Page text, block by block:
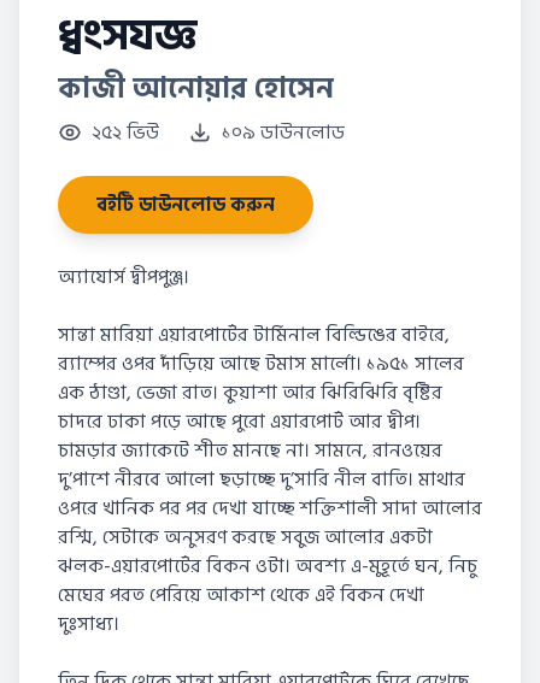
ধ্বংসযজ্ঞ
কাজী আনোয়ার হোসেন
২৫২ ভিউ ১০৯ ডাউনলোড
বইটি ডাউনলোড করুন
অ্যাযোর্স দ্বীপপুঞ্জ।
সান্তা মারিয়া এয়ারপোর্টের টার্মিনাল বিল্ডিঙের বাইরে,
র‍্যাম্পের ওপর দাঁড়িয়ে আছে টমাস মার্লো। ১৯৫১ সালের
এক ঠাণ্ডা, ভেজা রাত। কুয়াশা আর ঝিরিঝিরি বৃষ্টির
চাদরে ঢাকা পড়ে আছে পুরো এয়ারপোর্ট আর দ্বীপ।
চামড়ার জ্যাকেটে শীত মানছে না। সামনে, রানওয়ের
দু’পাশে নীরবে আলো ছড়াচ্ছে দু’সারি নীল বাতি। মাথার
ওপরে খানিক পর পর দেখা যাচ্ছে শক্তিশালী সাদা আলোর
রশ্মি, সেটাকে অনুসরণ করছে সবুজ আলোর একটা
ঝলক-এয়ারপোর্টের বিকন ওটা। অবশ্য এ-মুহূর্তে ঘন, নিচু
মেঘের পরত পেরিয়ে আকাশ থেকে এই বিকন দেখা
দুঃসাধ্য।